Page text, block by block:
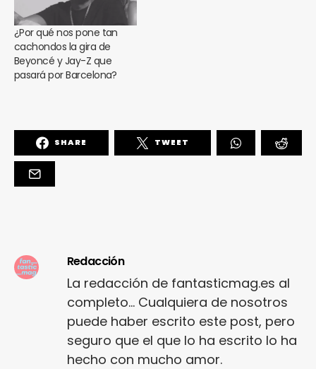
¿Por qué nos pone tan
cachondos la gira de
Beyoncé y Jay-Z que
pasará por Barcelona?
SHARE TWEET
Redacción
La redacción de fantasticmag.es al
completo... Cualquiera de nosotros
puede haber escrito este post, pero
seguro que el que lo ha escrito lo ha
hecho con mucho amor.